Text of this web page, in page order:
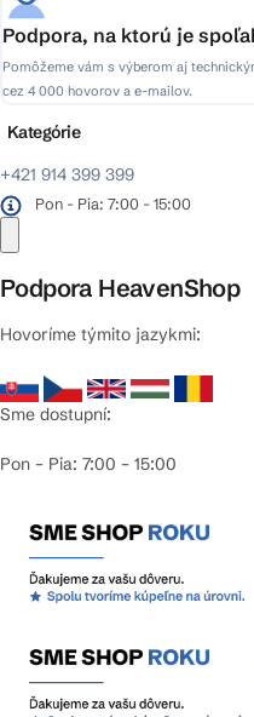
Podpora, na ktorú je
Pomôžeme vám s výberom aj
cez 4 000 hovorov a e-mailov.
+421 914 399 399
Pon - Pia: 7:00 - 15:00
Podpora HeavenShop
Hovoríme týmito jazykmi:
Sme dostupní:
Pon – Pia: 7:00 – 15:00
Kategórie